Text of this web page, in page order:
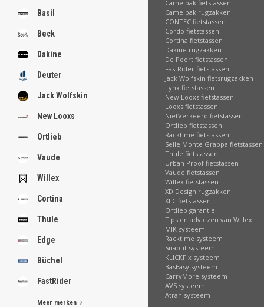
Basil
Beck
Dakine
Deuter
Jack Wolfskin
New Looxs
Ortlieb
Vaude
Willex
Cortina
Thule
Edge
Büchel
FastRider
Meer merken
Camelbak fietstassen
Camelbak rugzakken
CONTEC fietstassen
Cordo fietstassen
Cortina fietstassen
Dakine rugzakken
De Poort fietstassen
FastRider fietstassen
Jack Wolfskin fietsrugzakken
Lynx fietstassen
New Looxs fietstassen
Looxs fietstassen
NietVerkeerd fietstassen
Ortlieb fietstassen
Racktime fietstassen
Selle Monte Grappa fietstassen
Thule fietstassen
Urban Proof fietstassen
Vaude fietstassen
Willex fietstassen
XD Design rugzakken
XLC fietstassen
Ortlieb garantie
Tips en adviezen van Willex
MIK systeem
Racktime systeem
Snap-it systeem
KLICKFix systeem
BasEasy systeem
CarryMore systeem
AVS systeem
Atran systeem